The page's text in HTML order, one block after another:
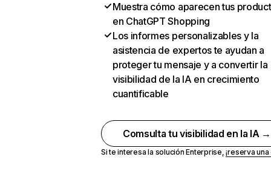
Muestra cómo aparecen tus
en ChatGPT Shopping
Los informes personalizables y la
asistencia de expertos te ayudan a
proteger tu mensaje y a convertir la
visibilidad de la IA en crecimiento
cuantificable
Comsulta tu visibilidad en la IA →
Si te interesa la solución Enterprise,¡reserva